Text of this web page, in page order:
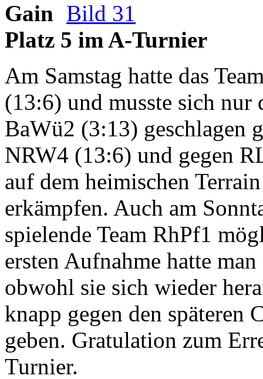
Gain Bild 31
Platz 5 im A-Turnier
Am Samstag hatte das
(13:6) und musste sich nur
BaWü2 (3:13) geschlagen
NRW4 (13:6) und gegen
auf dem heimischen
erkämpfen. Auch am
spielende Team RhPf1
ersten Aufnahme hatte
obwohl sie sich wieder
knapp gegen den späteren
geben. Gratulation zum
Turnier.